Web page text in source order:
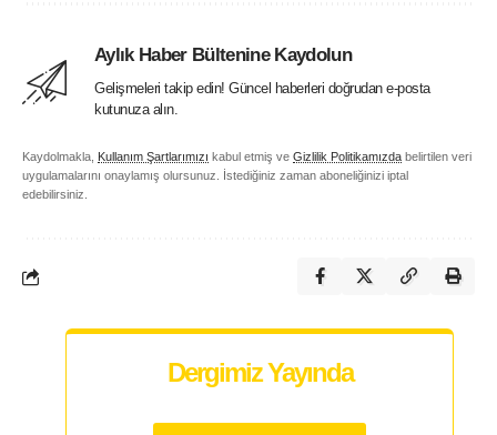
Aylık Haber Bültenine Kaydolun
Gelişmeleri takip edin! Güncel haberleri doğrudan e-posta
kutunuza alın.
Kaydolmakla, Kullanım Şartlarımızı kabul etmiş ve Gizlilik Politikamızda belirtilen veri
uygulamalarını onaylamış olursunuz. İstediğiniz zaman aboneliğinizi iptal
edebilirsiniz.
Dergimiz Yayında